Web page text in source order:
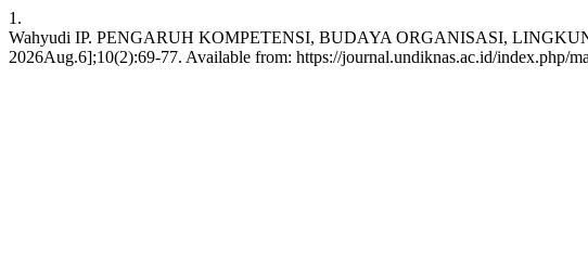
1.
Wahyudi IP. PENGARUH KOMPETENSI, BUDAYA ORGANISASI,
2026Aug.6];10(2):69-77. Available from: https://journal.undiknas.ac.id/index.php/